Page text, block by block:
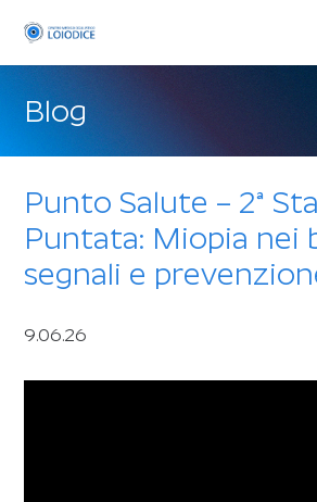
Blog
Punto Salute – 2ª
Puntata: Miopia nei
segnali e
9.06.26